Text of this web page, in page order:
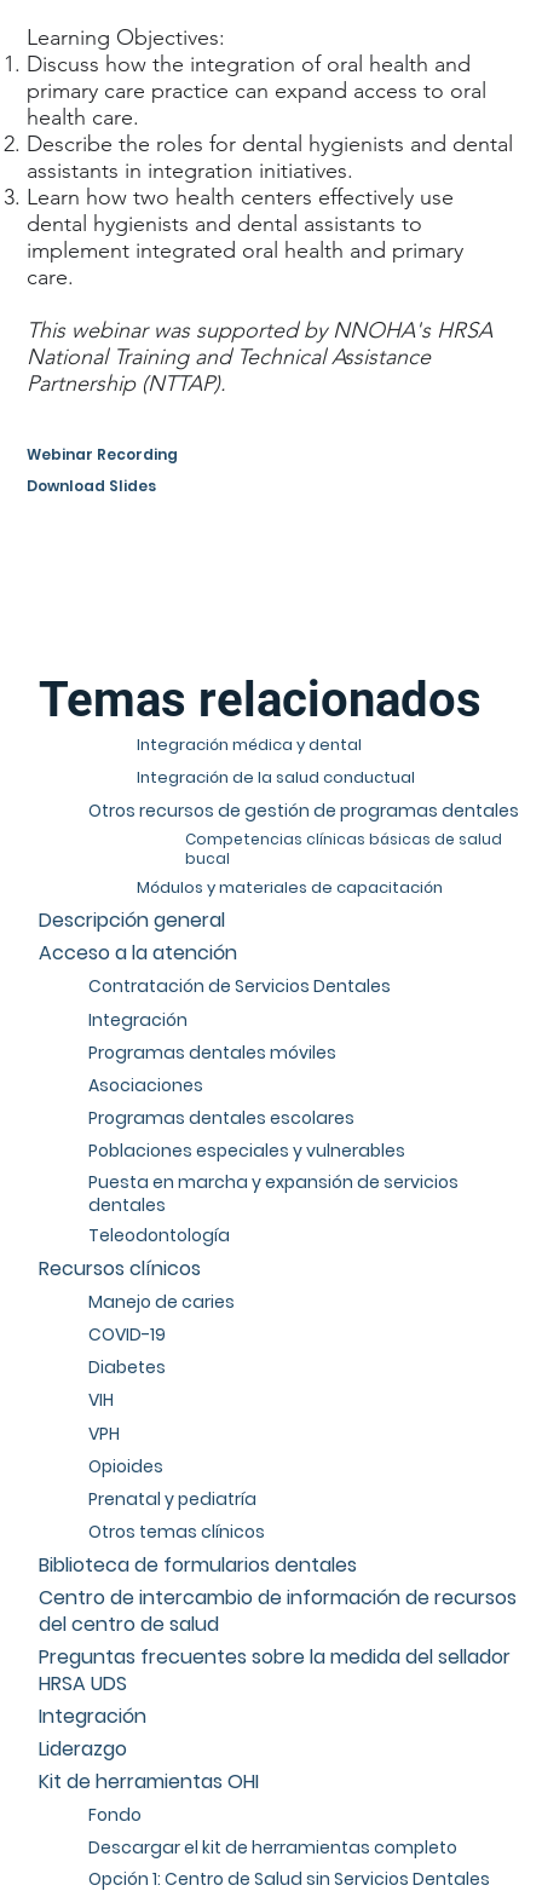
Temas relacionados
Integración médica y dental
Integración de la salud conductual
Otros recursos de gestión de programas dentales
Competencias clínicas básicas de salud
bucal
Módulos y materiales de capacitación
Descripción general
Acceso a la atención
Contratación de Servicios Dentales
Integración
Programas dentales móviles
Asociaciones
Programas dentales escolares
Poblaciones especiales y vulnerables
Puesta en marcha y expansión de servicios
dentales
Teleodontología
Recursos clínicos
Manejo de caries
COVID-19
Diabetes
VIH
VPH
Opioides
Prenatal y pediatría
Otros temas clínicos
Biblioteca de formularios dentales
Centro de intercambio de información de recursos
del centro de salud
Preguntas frecuentes sobre la medida del sellador
HRSA UDS
Integración
Liderazgo
Kit de herramientas OHI
Fondo
Descargar el kit de herramientas completo
Opción 1: Centro de Salud sin Servicios Dentales
Learning Objectives:
Discuss how the integration of oral health and
primary care practice can expand access to oral
health care.
Describe the roles for dental hygienists and dental
assistants in integration initiatives.
Learn how two health centers effectively use
dental hygienists and dental assistants to
implement integrated oral health and primary
care.
This webinar was supported by NNOHA's HRSA
National Training and Technical Assistance
Partnership (NTTAP).
Webinar Recording
Download Slides